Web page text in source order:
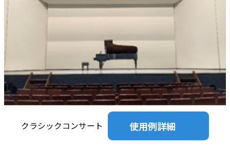
クラシックコンサート 使用例詳細